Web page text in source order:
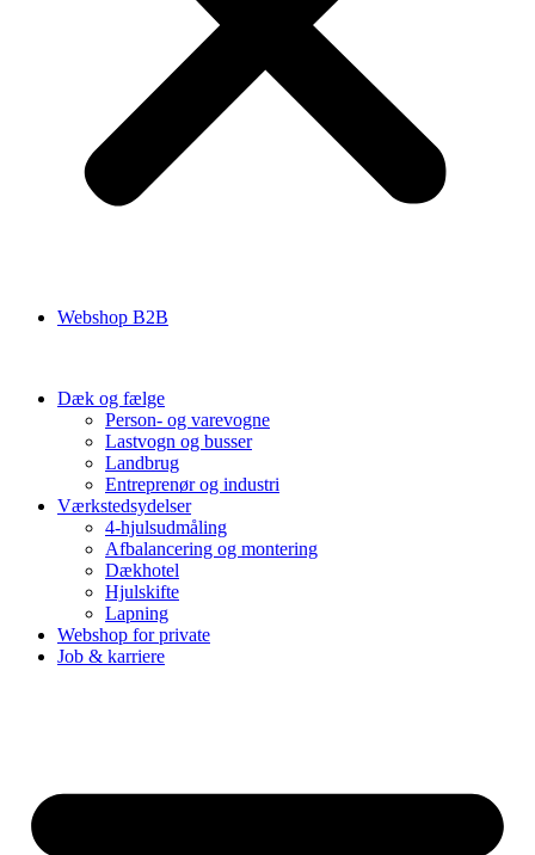
Webshop B2B
Dæk og fælge
Person- og varevogne
Lastvogn og busser
Landbrug
Entreprenør og industri
Værkstedsydelser
4-hjulsudmåling
Afbalancering og montering
Dækhotel
Hjulskifte
Lapning
Webshop for private
Job & karriere